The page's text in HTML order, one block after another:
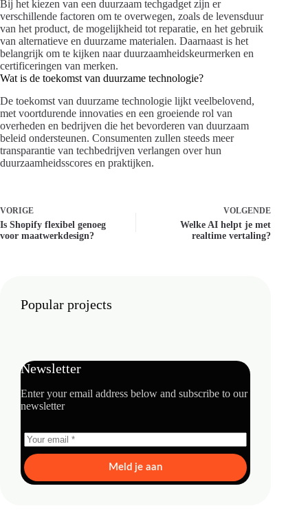
Bij het kiezen van een duurzaam techgadget zijn er
verschillende factoren om te overwegen, zoals de levensduur
van het product, de mogelijkheid tot reparatie, en het gebruik
van alternatieve en duurzame materialen. Daarnaast is het
belangrijk om te kijken naar duurzaamheidskeurmerken en
certificeringen van merken.
Wat is de toekomst van duurzame technologie?
De toekomst van duurzame technologie lijkt veelbelovend,
met voortdurende innovaties en een groeiende rol van
overheden en bedrijven die het bevorderen van duurzaam
beleid ondersteunen. Consumenten zullen steeds meer
transparantie van techbedrijven verlangen over hun
duurzaamheidsscores en praktijken.
VORIGE
Is Shopify flexibel genoeg
voor maatwerkdesign?
VOLGENDE
Welke AI helpt je met
realtime vertaling?
Popular projects
Newsletter
Enter your email address below and subscribe to our
newsletter
Meld je aan